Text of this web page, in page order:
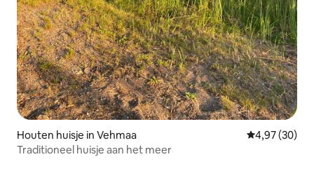
Houten huisje in Vehmaa Gemiddelde
4,97 (30)
Traditioneel huisje aan het meer